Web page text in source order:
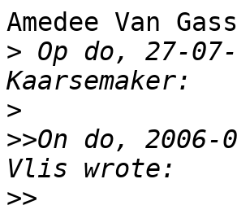
Amedee Van
> Op do, 27-
>
>>On do,
>>